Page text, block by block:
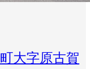
大字原古賀